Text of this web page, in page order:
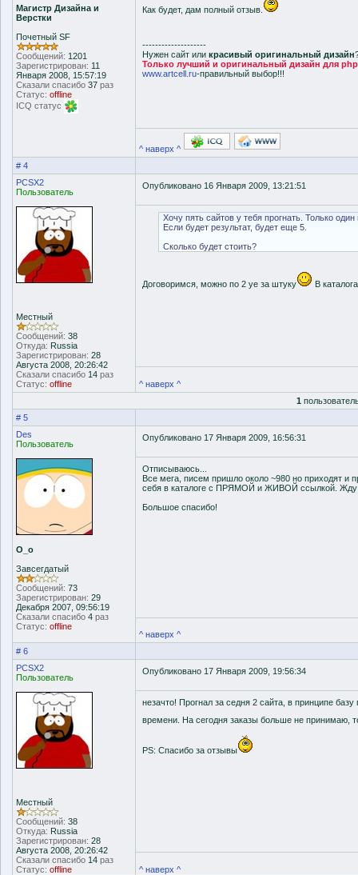
Магистр Дизайна и
Верстки
Почетный SF
Сообщений: 1201
Зарегистрирован: 11
Января 2008, 15:57:19
Сказали спасибо 37 раз
Статус: offline
ICQ статус
Как будет, дам полный отзыв.
--------------------
Нужен сайт или красивый оригинальный дизайн
Только лучший и оригинальный дизайн для
www.artcell.ru-правильный выбор!!!
^ наверх ^
# 4
PCSX2
Пользователь
Местный
Сообщений: 38
Откуда: Russia
Зарегистрирован: 28
Августа 2008, 20:26:42
Сказали спасибо 14 раз
Статус: offline
Опубликовано 16 Января 2009, 13:21:51
Хочу пять сайтов у тебя прогнать. Только
Если будет результат, будет еще 5.
Сколько будет стоить?
Договоримся, можно по 2 уе за штуку В
^ наверх ^
1
# 5
Des
Пользователь
О_о
Завсегдатый
Сообщений: 73
Зарегистрирован: 29
Декабря 2007, 09:56:19
Сказали спасибо 4 раз
Статус: offline
Опубликовано 17 Января 2009, 16:56:31
Отписываюсь...
Все мега, писем пришло около ~980 но приходят и
себя в каталоге с ПРЯМОЙ и ЖИВОЙ ссылкой. Жду
Большое спасибо!
^ наверх ^
# 6
PCSX2
Пользователь
Местный
Сообщений: 38
Откуда: Russia
Зарегистрирован: 28
Августа 2008, 20:26:42
Сказали спасибо 14 раз
Статус: offline
Опубликовано 17 Января 2009, 19:56:34
незачто! Прогнал за седня 2 сайта, в принципе
времени. На сегодня заказы больше не принимаю,
PS: Спасибо за отзывы
^ наверх ^